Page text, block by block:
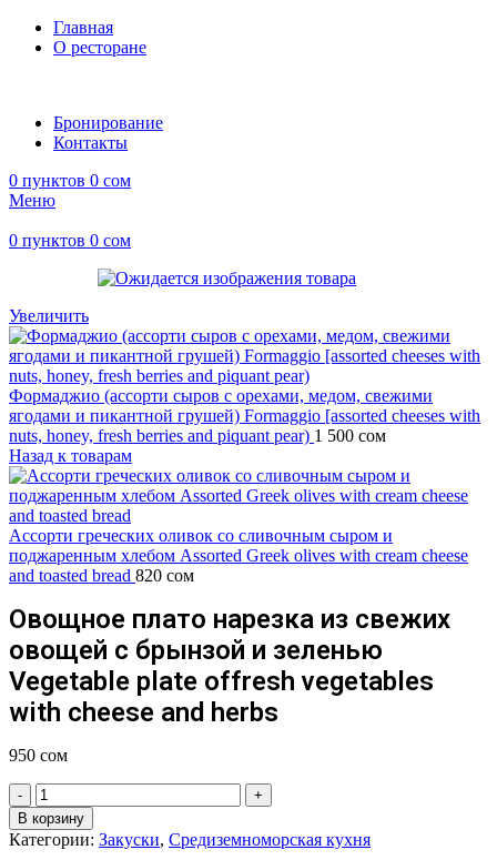
Главная
О ресторане
Бронирование
Контакты
0 пунктов 0 сом
Меню
0 пунктов 0 сом
Увеличить
Формаджио (ассорти сыров с орехами, медом, свежими
ягодами и пикантной грушей) Formaggio [assorted cheeses with
nuts, honey, fresh berries and piquant pear) 1 500 сом
Назад к товарам
Ассорти греческих оливок со сливочным сыром и
поджаренным хлебом Assorted Greek olives with cream cheese
and toasted bread 820 сом
Овощное плато нарезка из свежих
овощей с брынзой и зеленью
Vegetable plate offresh vegetables
with cheese and herbs
950 сом
В корзину
Категории: Закуски, Средиземноморская кухня